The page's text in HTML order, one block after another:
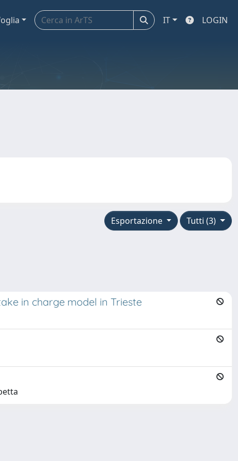
IT LOGIN
Tutti (3)
Esportazione
in charge model in Trieste